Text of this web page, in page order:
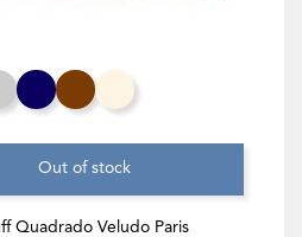
Rato
Cinza Claro
Azul NoiteChocolateBranco Creme
Out of stock
Quadrado Veludo Paris